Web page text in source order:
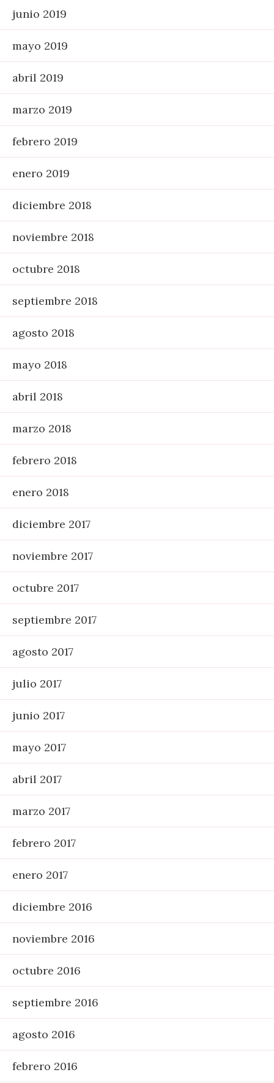
junio 2019
mayo 2019
abril 2019
marzo 2019
febrero 2019
enero 2019
diciembre 2018
noviembre 2018
octubre 2018
septiembre 2018
agosto 2018
mayo 2018
abril 2018
marzo 2018
febrero 2018
enero 2018
diciembre 2017
noviembre 2017
octubre 2017
septiembre 2017
agosto 2017
julio 2017
junio 2017
mayo 2017
abril 2017
marzo 2017
febrero 2017
enero 2017
diciembre 2016
noviembre 2016
octubre 2016
septiembre 2016
agosto 2016
febrero 2016